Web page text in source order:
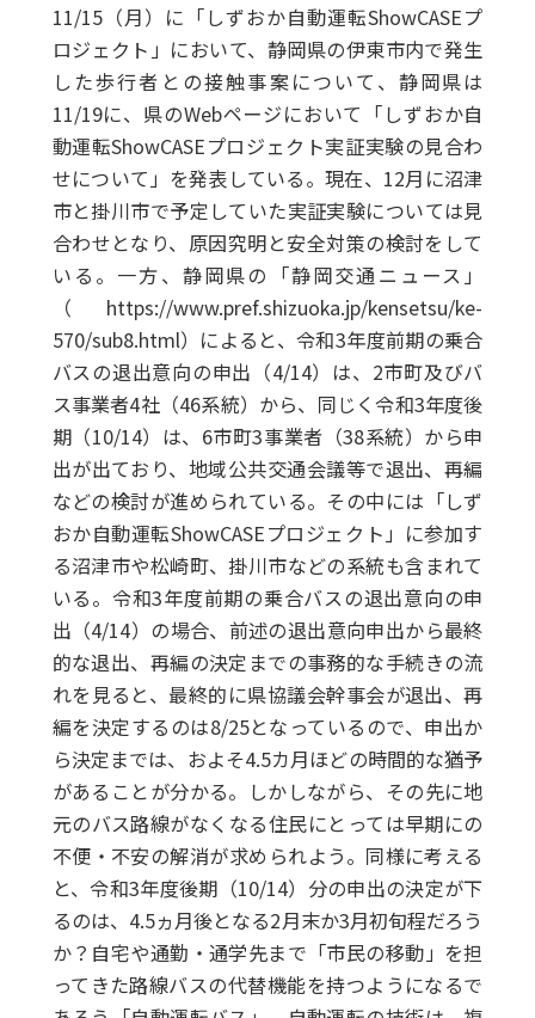
11/15（月）に「しずおか自動運転ShowCASEプ
ロジェクト」において、静岡県の伊東市内で発生
した歩行者との接触事案について、静岡県は
11/19に、県のWebページにおいて「しずおか自
動運転ShowCASEプロジェクト実証実験の見合わ
せについて」を発表している。現在、12月に沼津
市と掛川市で予定していた実証実験については見
合わせとなり、原因究明と安全対策の検討をして
いる。一方、静岡県の「静岡交通ニュース」
（https://www.pref.shizuoka.jp/kensetsu/ke-
570/sub8.html）によると、令和3年度前期の乗合
バスの退出意向の申出（4/14）は、2市町及びバ
ス事業者4社（46系統）から、同じく令和3年度後
期（10/14）は、6市町3事業者（38系統）から申
出が出ており、地域公共交通会議等で退出、再編
などの検討が進められている。その中には「しず
おか自動運転ShowCASEプロジェクト」に参加す
る沼津市や松崎町、掛川市などの系統も含まれて
いる。令和3年度前期の乗合バスの退出意向の申
出（4/14）の場合、前述の退出意向申出から最終
的な退出、再編の決定までの事務的な手続きの流
れを見ると、最終的に県協議会幹事会が退出、再
編を決定するのは8/25となっているので、申出か
ら決定までは、およそ4.5カ月ほどの時間的な猶予
があることが分かる。しかしながら、その先に地
元のバス路線がなくなる住民にとっては早期にの
不便・不安の解消が求められよう。同様に考える
と、令和3年度後期（10/14）分の申出の決定が下
るのは、4.5ヵ月後となる2月末か3月初旬程だろう
か？自宅や通勤・通学先まで「市民の移動」を担
ってきた路線バスの代替機能を持つようになるで